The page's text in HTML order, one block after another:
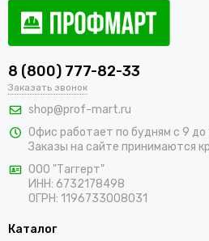
8 (800) 777-82-33
Заказать звонок
shop@prof-mart.ru
Офис работает по будням с 9 до
Заказы на сайте принимаются
ООО "Таггерт"
ИНН: 6732178498
ОГРН: 1196733008031
Каталог